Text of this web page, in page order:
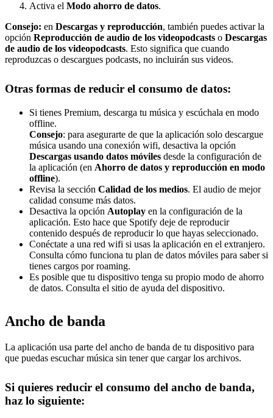
Activa el Modo ahorro de datos.
Consejo: en Descargas y reproducción, también puedes activar la
opción Reproducción de audio de los videopodcasts o Descargas
de audio de los videopodcasts. Esto significa que cuando
reproduzcas o descargues podcasts, no incluirán sus videos.
Otras formas de reducir el consumo de datos:
Si tienes Premium, descarga tu música y escúchala en modo
offline.
Consejo: para asegurarte de que la aplicación solo descargue
música usando una conexión wifi, desactiva la opción
Descargas usando datos móviles desde la configuración de
la aplicación (en Ahorro de datos y reproducción en modo
offline).
Revisa la sección Calidad de los medios. El audio de mejor
calidad consume más datos.
Desactiva la opción Autoplay en la configuración de la
aplicación. Esto hace que Spotify deje de reproducir
contenido después de reproducir lo que hayas seleccionado.
Conéctate a una red wifi si usas la aplicación en el extranjero.
Consulta cómo funciona tu plan de datos móviles para saber si
tienes cargos por roaming.
Es posible que tu dispositivo tenga su propio modo de ahorro
de datos. Consulta el sitio de ayuda del dispositivo.
Ancho de banda
La aplicación usa parte del ancho de banda de tu dispositivo para
que puedas escuchar música sin tener que cargar los archivos.
Si quieres reducir el consumo del ancho de banda,
haz lo siguiente: